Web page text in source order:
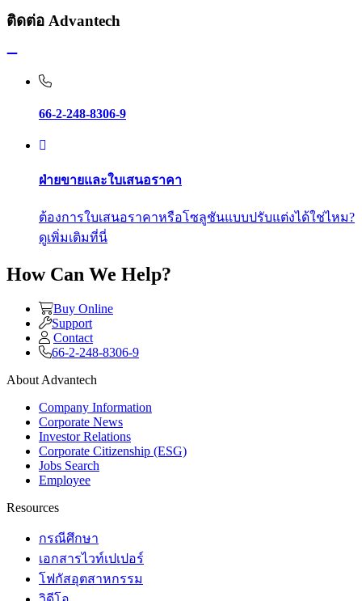
ติดต่อ Advantech
66-2-248-8306-9
ฝ่ายขายและใบเสนอราคา
ต้องการใบเสนอราคาหรือโซลูชันแบบปรับแต่งได้ใช่ไหม?
ดูเพิ่มเติมที่นี่
How Can We Help?
Buy Online
Support
Contact
66-2-248-8306-9
About Advantech
Company Information
Corporate News
Investor Relations
Corporate Citizenship (ESG)
Jobs Search
Employee
Resources
กรณีศึกษา
เอกสารไวท์เปเปอร์
โฟกัสอุตสาหกรรม